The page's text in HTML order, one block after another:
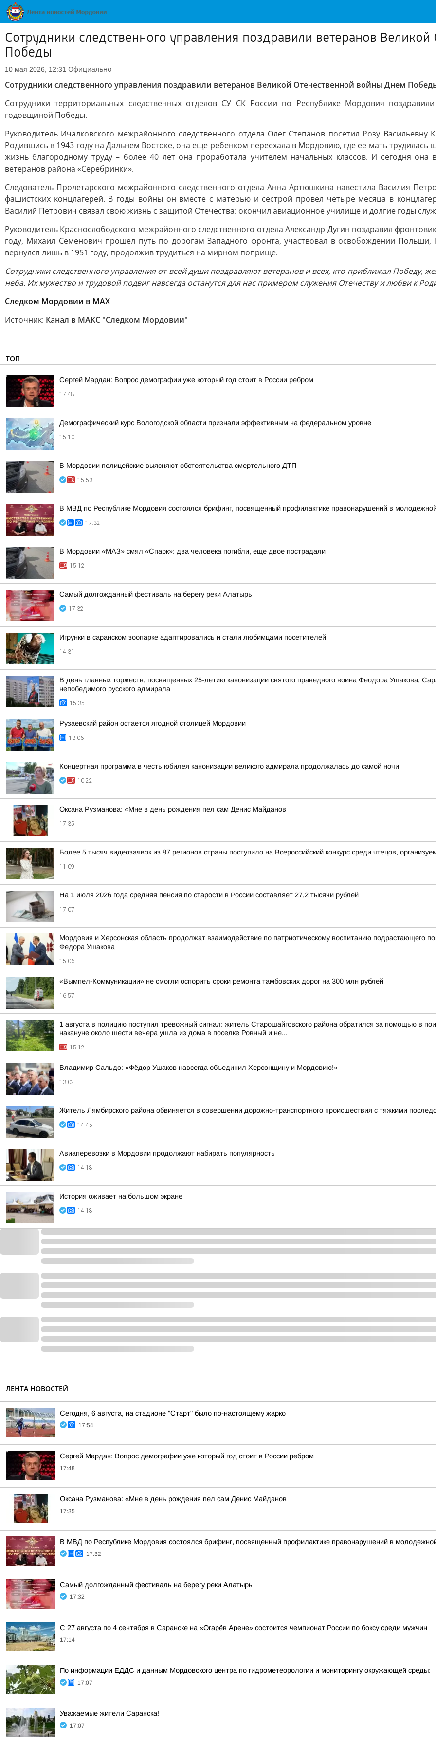
Сотрудники следственного управления поздравили ветеранов
Победы
10 мая 2026, 12:31 Официально
Сотрудники следственного управления поздравили ветеранов Великой Отечественной войны Днем
Сотрудники территориальных следственных отделов СУ СК России по Республике Мордовия
годовщиной Победы.
Руководитель Ичалковского межрайонного следственного отдела Олег Степанов посетил Розу
Родившись в 1943 году на Дальнем Востоке, она еще ребенком переехала в Мордовию, где ее мать трудилась
жизнь благородному труду – более 40 лет она проработала учителем начальных классов. И сегодня она
ветеранов района «Серебринки».
Следователь Пролетарского межрайонного следственного отдела Анна Артюшкина навестила Василия
фашистских концлагерей. В годы войны он вместе с матерью и сестрой провел четыре месяца в
Василий Петрович связал свою жизнь с защитой Отечества: окончил авиационное училище и долгие годы
Руководитель Краснослободского межрайонного следственного отдела Александр Дугин поздравил
году, Михаил Семенович прошел путь по дорогам Западного фронта, участвовал в освобождении
вернулся лишь в 1951 году, продолжив трудиться на мирном поприще.
Сотрудники следственного управления от всей души поздравляют ветеранов и всех, кто приближал Победу,
неба. Их мужество и трудовой подвиг навсегда останутся для нас примером служения Отечеству и любви к
Следком Мордовии в MAX
Источник: Канал в МАКС "Следком Мордовии"
ТОП
Сергей Мардан: Вопрос демографии уже который год стоит в России ребром
17:48
Демографический курс Вологодской области признали эффективным на федеральном уровне
15:10
В Мордовии полицейские выясняют обстоятельства смертельного ДТП
15:53
В МВД по Республике Мордовия состоялся брифинг, посвященный профилактике правонарушений в молодежной
17:32
В Мордовии «МАЗ» смял «Спарк»: два человека погибли, еще двое пострадали
15:12
Самый долгожданный фестиваль на берегу реки Алатырь
17:32
Игрунки в саранском зоопарке адаптировались и стали любимцами посетителей
14:31
В день главных торжеств, посвященных 25-летию канонизации святого праведного воина Феодора Ушакова,
непобедимого русского адмирала
15:35
Рузаевский район остается ягодной столицей Мордовии
13:06
Концертная программа в честь юбилея канонизации великого адмирала продолжалась до самой ночи
10:22
Оксана Рузманова: «Мне в день рождения пел сам Денис Майданов
17:35
Более 5 тысяч видеозаявок из 87 регионов страны поступило на Всероссийский конкурс среди чтецов,
11:09
На 1 июля 2026 года средняя пенсия по старости в России составляет 27,2 тысячи рублей
17:07
Мордовия и Херсонская область продолжат взаимодействие по патриотическому воспитанию подрастающего
Федора Ушакова
15:06
«Вымпел-Коммуникации» не смогли оспорить сроки ремонта тамбовских дорог на 300 млн рублей
16:57
1 августа в полицию поступил тревожный сигнал: житель Старошайговского района обратился за помощью в
накануне около шести вечера ушла из дома в поселке Ровный и не...
15:12
Владимир Сальдо: «Фёдор Ушаков навсегда объединил Херсонщину и Мордовию!»
13:02
Житель Лямбирского района обвиняется в совершении дорожно-транспортного происшествия с тяжкими
14:45
Авиаперевозки в Мордовии продолжают набирать популярность
14:18
История оживает на большом экране
14:18
ЛЕНТА НОВОСТЕЙ
Сегодня, 6 августа, на стадионе "Старт" было по-настоящему жарко
17:54
Сергей Мардан: Вопрос демографии уже который год стоит в России ребром
17:48
Оксана Рузманова: «Мне в день рождения пел сам Денис Майданов
17:35
В МВД по Республике Мордовия состоялся брифинг, посвященный профилактике правонарушений в
17:32
Самый долгожданный фестиваль на берегу реки Алатырь
17:32
С 27 августа по 4 сентября в Саранске на «Огарёв Арене» состоится чемпионат России по боксу среди мужчин
17:14
По информации ЕДДС и данным Мордовского центра по гидрометеорологии и мониторингу окружающей среды:
17:07
Уважаемые жители Саранска!
17:07